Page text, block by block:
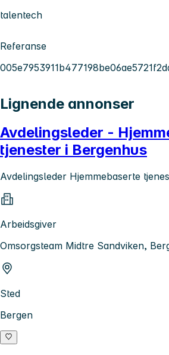
talentech
Referanse
Lignende annonser
Avdelingsleder -
tjenester i Bergenhus
Avdelingsleder Hjemmebaserte
Arbeidsgiver
Omsorgsteam Midtre Sandviken,
Sted
Bergen